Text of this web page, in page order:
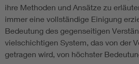
ihre Methoden und Ansätze zu
immer eine vollständige Einigung
Bedeutung des gegenseitigen
vielschichtigen System, das von der
getragen wird, von höchster